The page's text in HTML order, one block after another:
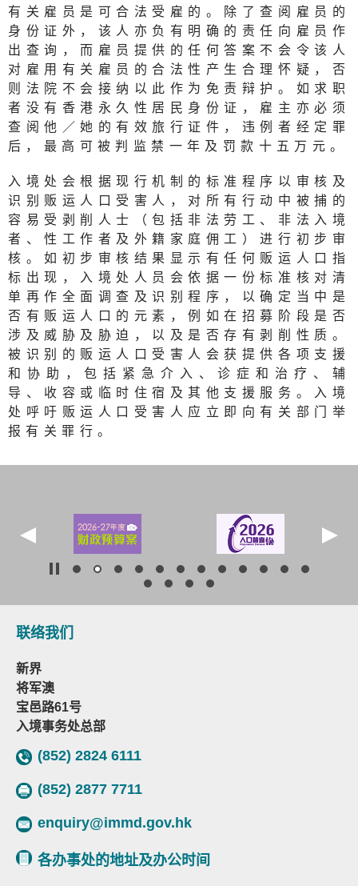
有关雇员是可合法受雇的。除了查阅雇员的
身份证外，该人亦负有明确的责任向雇员作
出查询，而雇员提供的任何答案不会令该人
对雇用有关雇员的合法性产生合理怀疑，否
则法院不会接纳以此作为免责辩护。如求职
者没有香港永久性居民身份证，雇主亦必须
查阅他／她的有效旅行证件，违例者经定罪
后，最高可被判监禁一年及罚款十五万元。
入境处会根据现行机制的标准程序以审核及
识别贩运人口受害人，对所有行动中被捕的
容易受剥削人士（包括非法劳工、非法入境
者、性工作者及外籍家庭佣工）进行初步审
核。如初步审核结果显示有任何贩运人口指
标出现，入境处人员会依据一份标准核对清
单再作全面调查及识别程序，以确定当中是
否有贩运人口的元素，例如在招募阶段是否
涉及威胁及胁迫，以及是否存有剥削性质。
被识别的贩运人口受害人会获提供各项支援
和协助，包括紧急介入、诊症和治疗、辅
导、收容或临时住宿及其他支援服务。入境
处呼吁贩运人口受害人应立即向有关部门举
报有关罪行。
联络我们
新界
将军澳
宝邑路61号
入境事务处总部
(852) 2824 6111
(852) 2877 7711
enquiry@immd.gov.hk
各办事处的地址及办公时间